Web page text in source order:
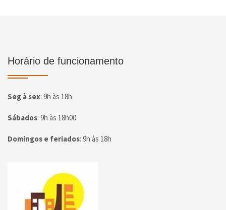
Horário de funcionamento
Seg à sex: 9h às 18h
Sábados: 9h às 18h00
Domingos e feriados: 9h às 18h
Página inicial